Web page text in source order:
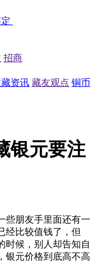
招商
资讯 藏友观点 铜币
银元要注
些朋友手里面还有一
经比较值钱了，但
时候，别人却告知自
银元价格到底高不高